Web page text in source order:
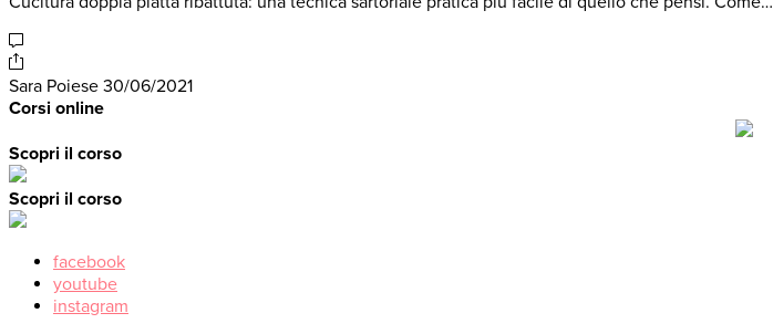
Sara Poiese 30/06/2021
Corsi online
Scopri il corso
Scopri il corso
facebook
youtube
instagram